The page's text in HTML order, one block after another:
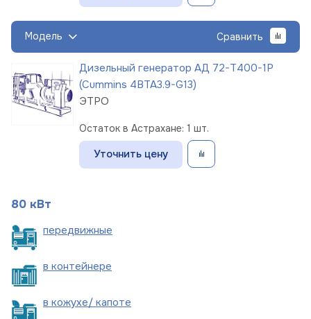
Модель Сравнить
Дизельный генератор АД 72-Т400-1Р
(Cummins 4BTA3.9-G13)
ЭТРО
Остаток в Астрахане: 1 шт.
Уточнить цену
80 кВт
передвижные
в контейнере
в кожухе/ капоте